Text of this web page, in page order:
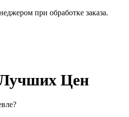
при обработке заказа.
Цен